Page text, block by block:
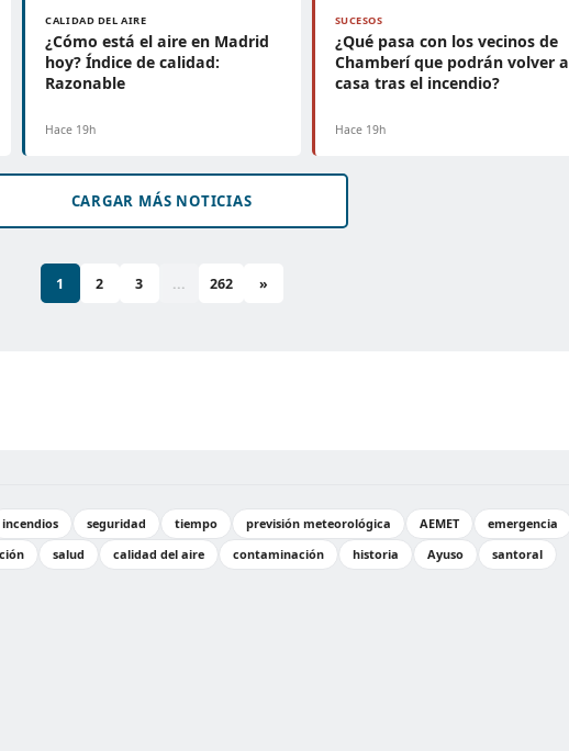
CALIDAD DEL AIRE
¿Cómo está el aire en Madrid
hoy? Índice de calidad:
Razonable
Hace 19h
SUCESOS
¿Qué pasa con los vecinos de
Chamberí que podrán volver a
casa tras el incendio?
Hace 19h
CARGAR MÁS NOTICIAS
1 2 3 ... 262 »
incendios seguridad tiempo previsión meteorológica AEMET
emergencia
salud calidad del aire contaminación historia Ayuso
santoral